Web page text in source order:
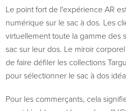
Le point fort de l'expérience AR
numérique sur le sac à dos. Les
virtuellement toute la gamme des
sac sur leur dos. Le miroir
de faire défiler les collections
pour sélectionner le sac à dos
Pour les commerçants, cela